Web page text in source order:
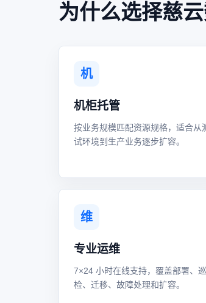
为什么选择慈
机
机柜托管
按业务规模匹配资源规格，适合从
试环境到生产业务逐步扩容。
维
专业运维
7×24 小时在线支持，覆盖部署、巡
检、迁移、故障处理和扩容。